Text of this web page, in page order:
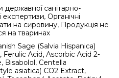
державної санітарно-
експертизи, Органічні
на сировину, Продукція не
на тваринах
Sage (Salvia Hispanica)
Ferulic Acid, Ascorbic Acid 2-
Bisabolol, Centella
asiatica) CO2 Extract,